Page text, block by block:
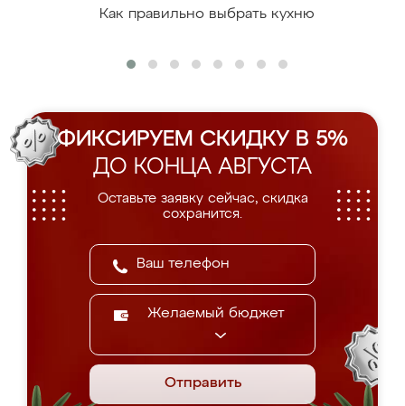
Как правильно выбрать кухню
ФИКСИРУЕМ СКИДКУ В 5%
ДО КОНЦА АВГУСТА
Оставьте заявку сейчас, скидка
сохранится.
Желаемый бюджет
Отправить